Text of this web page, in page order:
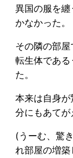
異国の服を
かなかった。
その隣の部
転生体であ
た。
本来は自身
分にもあてが
(うーむ、驚
れ部屋の増